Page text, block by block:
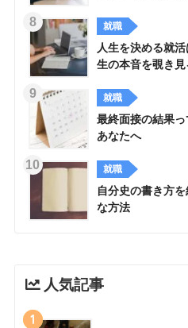
就職
人生を決める就
生の本音を覗き見
就職
最終面接の結果
あなたへ
就職
自分史の書き方
な方法
人気記事
1